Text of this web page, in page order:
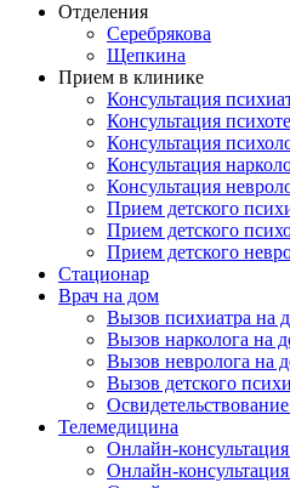
Отделения
Серебрякова
Щепкина
Прием в клинике
Консультация
Консультация
Консультация
Консультация
Консультация
Прием детского
Прием детского
Прием детского
Стационар
Врач на дом
Вызов психиатра на
Вызов нарколога на
Вызов невролога на
Вызов детского
Телемедицина
Онлайн-
Онлайн-